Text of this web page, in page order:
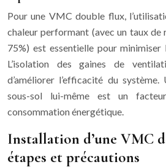
Pour une VMC double flux,
chaleur performant (avec un taux de
75%) est essentielle pour minimiser
L’isolation des gaines de
d’améliorer l’efficacité du
sous-sol lui-même est un
consommation énergétique.
Installation d’une VMC
étapes et précautions